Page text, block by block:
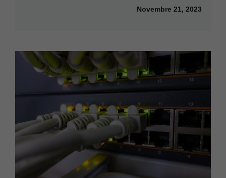
Novembre 21, 2023